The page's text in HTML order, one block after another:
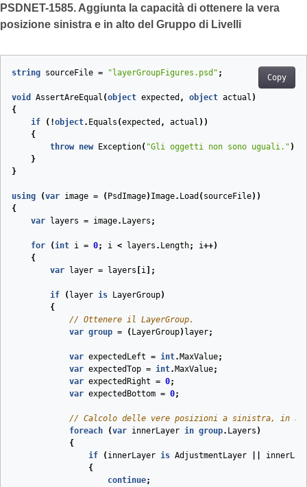
PSDNET-1585. Aggiunta la capacità di ottenere la vera
posizione sinistra e in alto del Gruppo di Livelli
Copy
string sourceFile = "layerGroupFigures.psd" ;
void AssertAreEqual (object expected , object actual )
{
if
(!object. Equals (expected , actual ))
{
throw new Exception( "Gli oggetti non sono uguali." );
}
}
using (var image = ( PsdImage) Image. Load ( sourceFile))
{
var
layers = image. Layers ;
for (int i = 0; i < layers . Length; i++)
{
var
layer = layers i ];
if ( layer is LayerGroup)
{
// Ottenere il LayerGroup.
var group = ( LayerGroup) layer;
var expectedLeft = int. MaxValue;
var expectedTop = int. MaxValue;
var expectedRight = 0;
var expectedBottom = 0;
// Calcolo delle vere posizioni a sinistra, in
foreach
(var innerLayer in group. Layers )
{
if
( innerLayer is AdjustmentLayer
{
continue;